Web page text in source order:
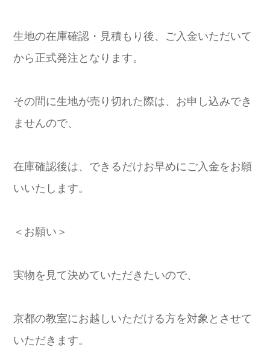
生地の在庫確認・見積もり後、ご入金いただいて
から正式発注となります。
その間に生地が売り切れた際は、お申し込みでき
ませんので、
在庫確認後は、できるだけお早めにご入金をお願
いいたします。
＜お願い＞
実物を見て決めていただきたいので、
京都の教室にお越しいただける方を対象とさせて
いただきます。